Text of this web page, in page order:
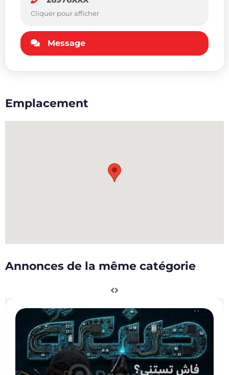
Cliquer pour afficher
Message
Emplacement
Annonces de la même catégorie